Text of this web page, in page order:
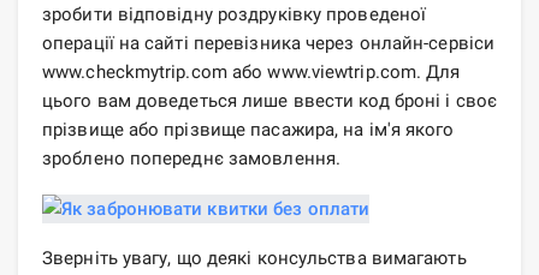
зробити відповідну роздруківку проведеної
операції на сайті перевізника через онлайн-сервіси
www.checkmytrip.com або www.viewtrip.com. Для
цього вам доведеться лише ввести код броні і своє
прізвище або прізвище пасажира, на ім'я якого
зроблено попереднє замовлення.
Зверніть увагу, що деякі консульства вимагають